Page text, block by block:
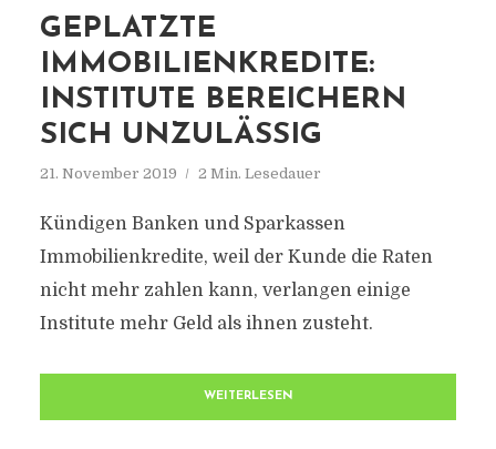
GEPLATZTE
IMMOBILIENKREDITE:
INSTITUTE BEREICHERN
SICH UNZULÄSSIG
21. November 2019 2 Min. Lesedauer
Kündigen Banken und Sparkassen
Immobilienkredite, weil der Kunde die Raten
nicht mehr zahlen kann, verlangen einige
Institute mehr Geld als ihnen zusteht.
WEITERLESEN